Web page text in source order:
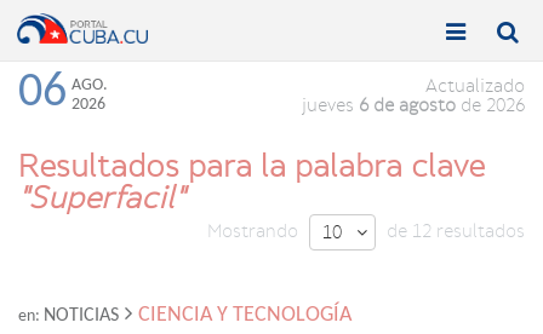
Toggle

Toggle

06 AGO.
2026
Actualizado
jueves 6 de agosto de 2026
Resultados para la palabra clave
"Superfacil"
Mostrando 10  de 12 resultados
en: NOTICIAS
CIENCIA Y TECNOLOGÍA